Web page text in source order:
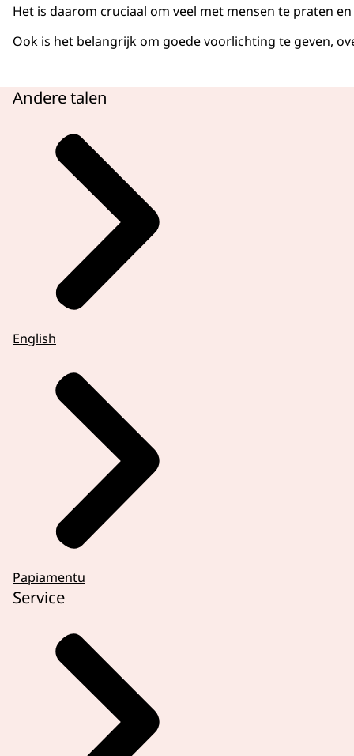
Het is daarom cruciaal om veel met mensen te praten
Ook is het belangrijk om goede voorlichting te geven,
Andere talen
English
Papiamentu
Service